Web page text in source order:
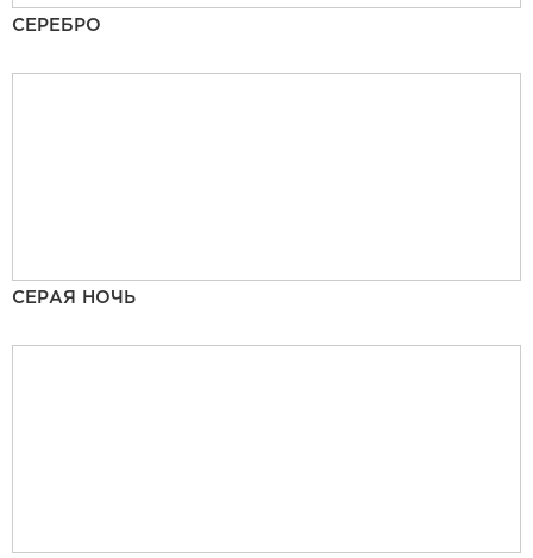
СЕРЕБРО
СЕРАЯ НОЧЬ